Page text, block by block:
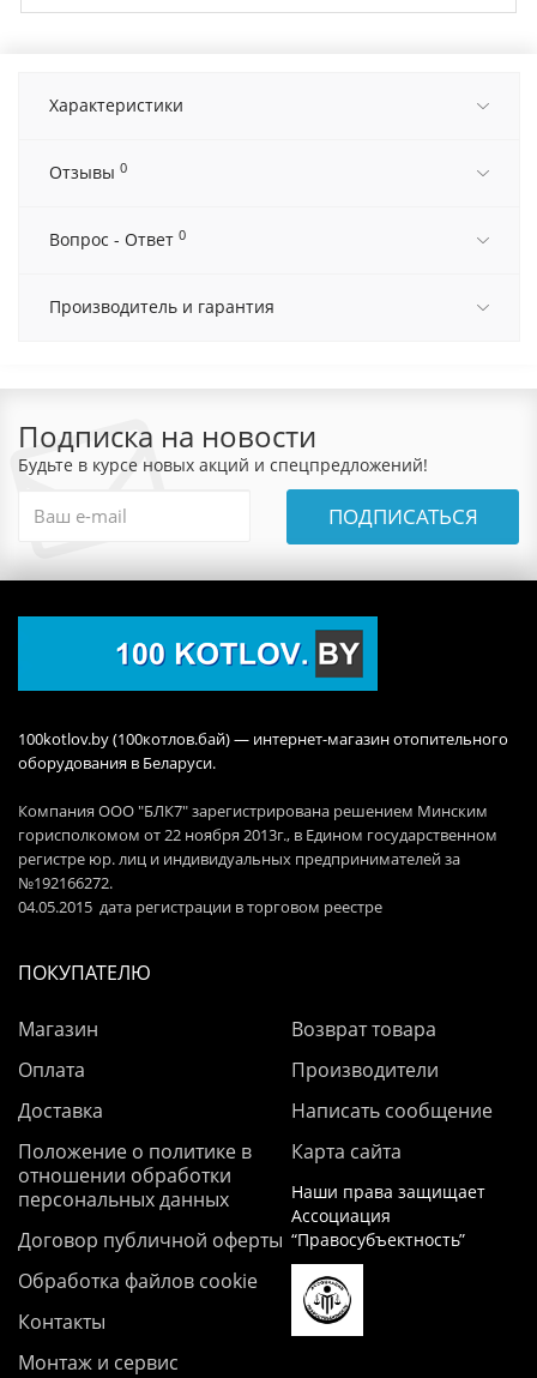
Характеристики
Отзывы 0
Вопрос - Ответ 0
Производитель и гарантия
Подписка на новости
Будьте в курсе новых акций и спецпредложений!
ПОДПИСАТЬСЯ
100kotlov.by (100котлов.бай) — интернет-магазин отопительного
оборудования в Беларуси.
Компания ООО "БЛК7" зарегистрирована решением Минским
горисполкомом от 22 ноября 2013г., в Едином государственном
регистре юр. лиц и индивидуальных предпринимателей за
№192166272.
04.05.2015 дата регистрации в торговом реестре
ПОКУПАТЕЛЮ
Магазин
Оплата
Доставка
Положение о политике в
отношении обработки
персональных данных
Договор публичной оферты
Обработка файлов cookie
Контакты
Монтаж и сервис
Возврат товара
Производители
Написать сообщение
Карта сайта
Наши права защищает
Ассоциация
“Правосубъектность”